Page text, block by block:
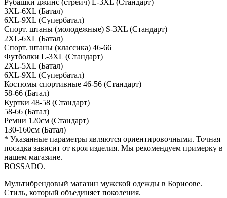
Рубашки джинс (стрейч) L-3XL (Стандарт)
3XL-6XL (Батал)
6XL-9XL (Супербатал)
Спорт. штаны (молодежные) S-3XL (Стандарт)
2XL-6XL (Батал)
Спорт. штаны (классика) 46-66
Футболки L-3XL (Стандарт)
2XL-5XL (Батал)
6XL-9XL (Супербатал)
Костюмы спортивные 46-56 (Стандарт)
58-66 (Батал)
Куртки 48-58 (Стандарт)
58-66 (Батал)
Ремни 120см (Стандарт)
130-160см (Батал)
* Указанные параметры являются ориентировочными. Точная
посадка зависит от кроя изделия. Мы рекомендуем примерку в
нашем магазине.
BOSSADO.
Мультибрендовый магазин мужской одежды в Борисове.
Стиль, который объединяет поколения.